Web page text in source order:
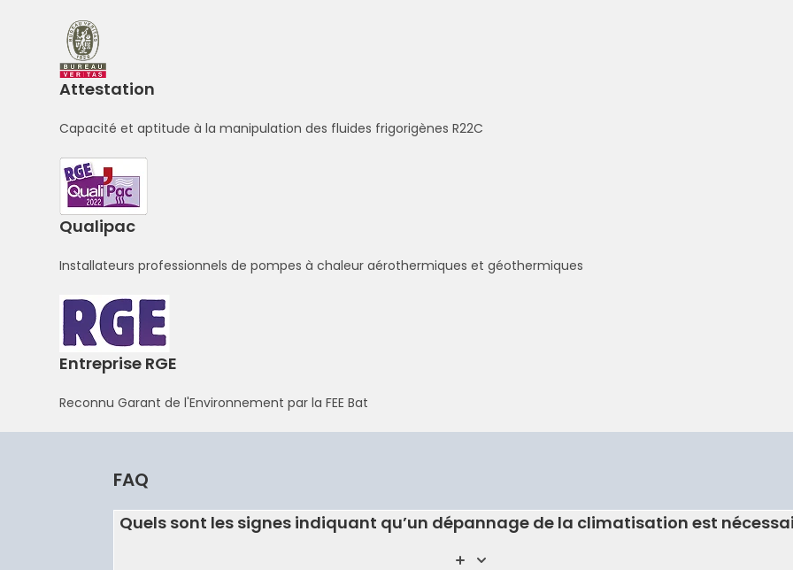
Attestation
Capacité et aptitude à la manipulation des fluides frigorigènes R22C
Qualipac
Installateurs professionnels de pompes à chaleur aérothermiques et géothermiques
Entreprise RGE
Reconnu Garant de l'Environnement par la FEE Bat
FAQ
Quels sont les signes indiquant qu’un dépannage de la climatisation est